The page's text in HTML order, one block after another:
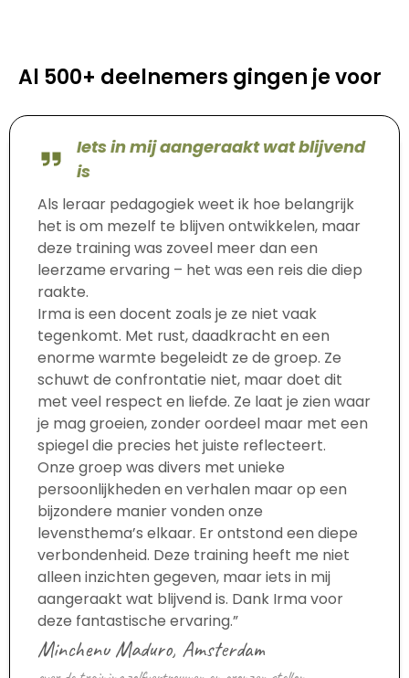
Al 500+ deelnemers gingen je voor
Iets in mij aangeraakt wat blijvend
is
Als leraar pedagogiek weet ik hoe belangrijk
het is om mezelf te blijven ontwikkelen, maar
deze training was zoveel meer dan een
leerzame ervaring – het was een reis die diep
raakte.
Irma is een docent zoals je ze niet vaak
tegenkomt. Met rust, daadkracht en een
enorme warmte begeleidt ze de groep. Ze
schuwt de confrontatie niet, maar doet dit
met veel respect en liefde. Ze laat je zien waar
je mag groeien, zonder oordeel maar met een
spiegel die precies het juiste reflecteert.
Onze groep was divers met unieke
persoonlijkheden en verhalen maar op een
bijzondere manier vonden onze
levensthema’s elkaar. Er ontstond een diepe
verbondenheid. Deze training heeft me niet
alleen inzichten gegeven, maar iets in mij
aangeraakt wat blijvend is. Dank Irma voor
deze fantastische ervaring.”
Minchenu Maduro, Amsterdam